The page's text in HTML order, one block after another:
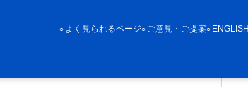
よく見られるページ ご意見・ご提案